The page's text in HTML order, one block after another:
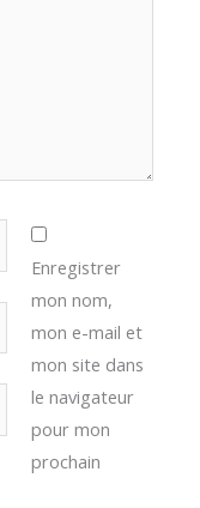
Enregistrer
mon nom,
mon e-mail et
mon site dans
le navigateur
pour mon
prochain